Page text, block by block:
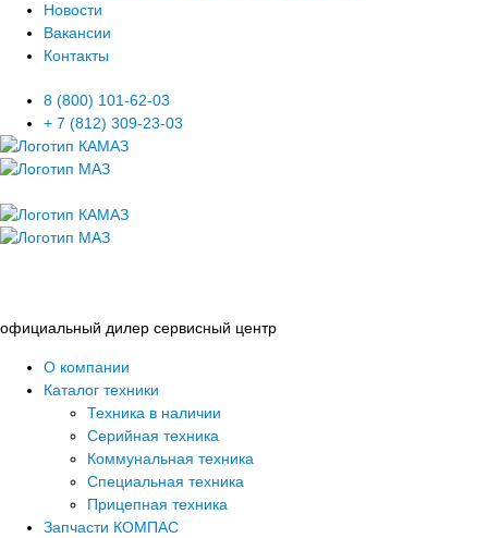
Новости
Вакансии
Контакты
8 (800) 101-62-03
+ 7 (812) 309-23-03
официальный дилер сервисный центр
О компании
Каталог техники
Техника в наличии
Серийная техника
Коммунальная техника
Специальная техника
Прицепная техника
Запчасти КОМПАС